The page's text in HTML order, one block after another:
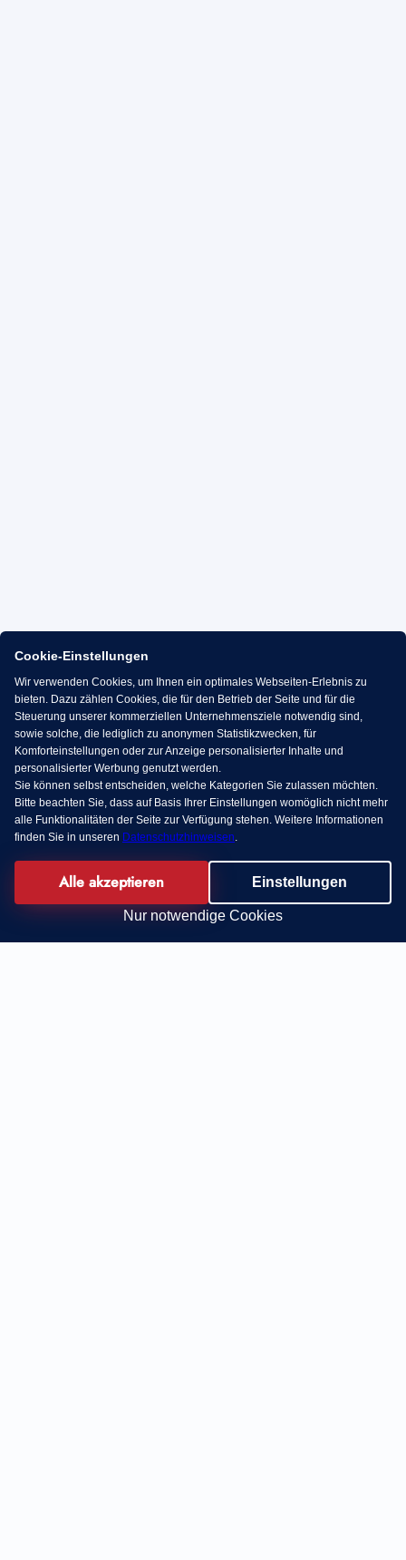
Cookie-Einstellungen
Wir verwenden Cookies, um Ihnen ein optimales Webseiten-Erlebnis zu
bieten. Dazu zählen Cookies, die für den Betrieb der Seite und für die
Steuerung unserer kommerziellen Unternehmensziele notwendig sind,
sowie solche, die lediglich zu anonymen Statistikzwecken, für
Komforteinstellungen oder zur Anzeige personalisierter Inhalte und
personalisierter Werbung genutzt werden.
Sie können selbst entscheiden, welche Kategorien Sie zulassen möchten.
Bitte beachten Sie, dass auf Basis Ihrer Einstellungen womöglich nicht mehr
alle Funktionalitäten der Seite zur Verfügung stehen. Weitere Informationen
finden Sie in unseren Datenschutzhinweisen.
Alle akzeptieren Einstellungen
Nur notwendige Cookies